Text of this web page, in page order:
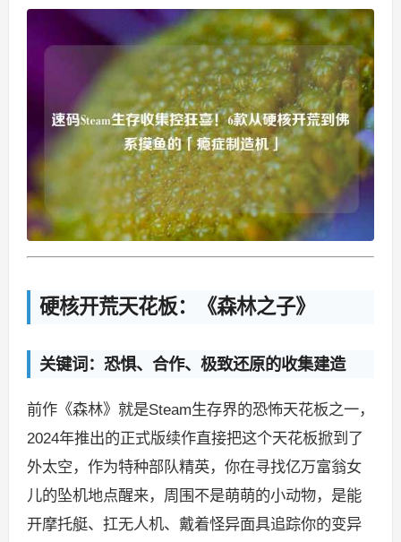
硬核开荒天花板：《森林之子》
关键词：恐惧、合作、极致还原的收集建造
前作《森林》就是Steam生存界的恐怖天花板之一，
2024年推出的正式版续作直接把这个天花板掀到了
外太空，作为特种部队精英，你在寻找亿万富翁女
儿的坠机地点醒来，周围不是萌萌的小动物，是能
开摩托艇、扛无人机、戴着怪异面具追踪你的变异